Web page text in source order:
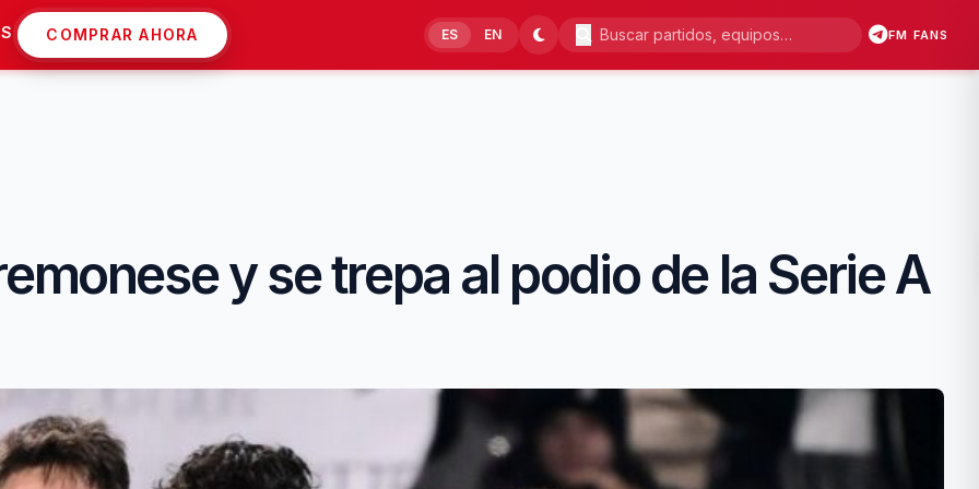
COMPRAR AHORA ES EN FM FANS
y se trepa al podio de la Serie A